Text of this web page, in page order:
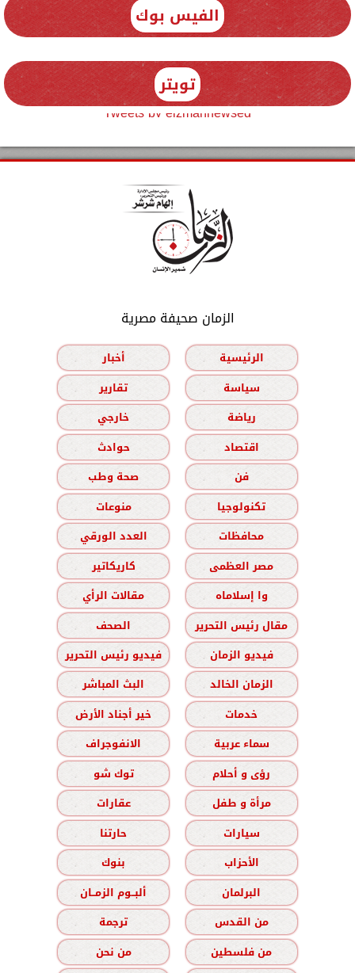
الفيس بوك
تويتر
Tweets by elzmannewseg
الزمان صحيفة مصرية
الرئيسية
أخبار
سياسة
تقارير
رياضة
خارجي
اقتصاد
حوادث
فن
صحة وطب
تكنولوجيا
منوعات
محافظات
العدد الورقي
مصر العظمى
كاريكاتير
وا إسلاماه
مقالات الرأي
مقال رئيس التحرير
الصحف
فيديو الزمان
فيديو رئيس التحرير
الزمان الخالد
البث المباشر
خدمات
خير أجناد الأرض
سماء عربية
الانفوجراف
رؤى و أحلام
توك شو
مرأة و طفل
عقارات
سيارات
حارتنا
الأحزاب
بنوك
البرلمان
ألبــوم الزمــان
من القدس
ترجمة
من فلسطين
من نحن